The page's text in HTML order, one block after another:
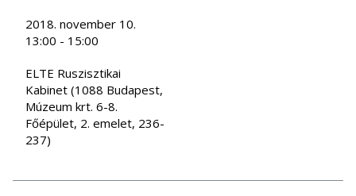
2018. november 10.
13:00 - 15:00
ELTE Ruszisztikai
Kabinet (1088 Budapest,
Múzeum krt. 6-8.
Főépület, 2. emelet, 236-
237)